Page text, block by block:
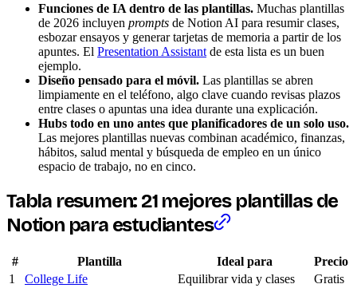
Funciones de IA dentro de las plantillas. Muchas plantillas
de 2026 incluyen prompts de Notion AI para resumir clases,
esbozar ensayos y generar tarjetas de memoria a partir de los
apuntes. El Presentation Assistant de esta lista es un buen
ejemplo.
Diseño pensado para el móvil. Las plantillas se abren
limpiamente en el teléfono, algo clave cuando revisas plazos
entre clases o apuntas una idea durante una explicación.
Hubs todo en uno antes que planificadores de un solo uso.
Las mejores plantillas nuevas combinan académico, finanzas,
hábitos, salud mental y búsqueda de empleo en un único
espacio de trabajo, no en cinco.
Tabla resumen: 21 mejores plantillas de
Notion para estudiantes
# Plantilla Ideal para
Precio
1
College Life Equilibrar vida y clases
Gratis